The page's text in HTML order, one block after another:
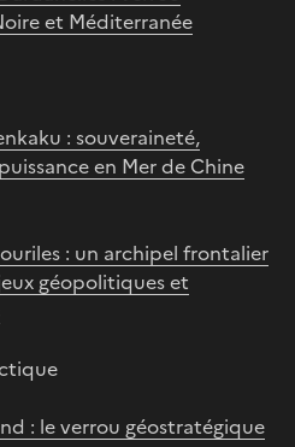
et Méditerranée
: souveraineté,
en Mer de Chine
: un archipel frontalier
géopolitiques et
: le verrou géostratégique